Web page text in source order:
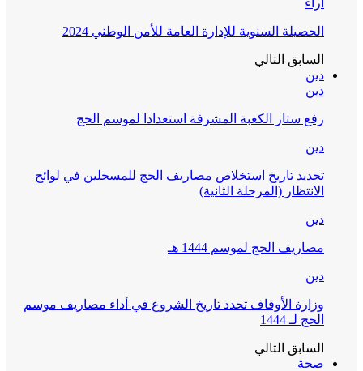
آراء
الحصيلة السنوية للإدارة العامة للأمن الوطني 2024
السابق التالي
دين
دين
رفع ستار الكعبة المشرفة استعدادا لموسم الحج
دين
تحديد تاريخ استخلاص مصاريف الحج للمسجلين في لوائح
الانتظار (المرحلة الثانية)
دين
مصاريف الحج لموسم 1444 هـ
دين
وزارة الأوقاف تحدد تاريخ الشروع في أداء مصاريف موسم
الحج لـ 1444
السابق التالي
صحة